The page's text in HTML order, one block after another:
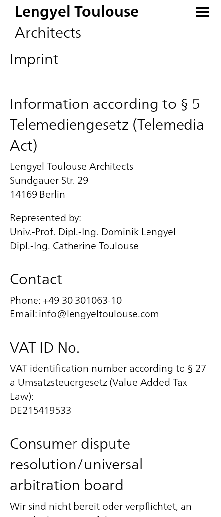
Lengyel Toulouse
Architects
Imprint
Information according to § 5
Telemediengesetz (Telemedia
Act)
Lengyel Toulouse Architects
Sundgauer Str. 29
14169 Berlin
Represented by:
Univ.-Prof. Dipl.-Ing. Dominik Lengyel
Dipl.-Ing. Catherine Toulouse
Contact
Phone: +49 30 301063-10
Email: info@lengyeltoulouse.com
VAT ID No.
VAT identification number according to § 27
a Umsatzsteuergesetz (Value Added Tax
Law):
DE215419533
Consumer dispute
resolution/universal
arbitration board
Wir sind nicht bereit oder verpflichtet, an